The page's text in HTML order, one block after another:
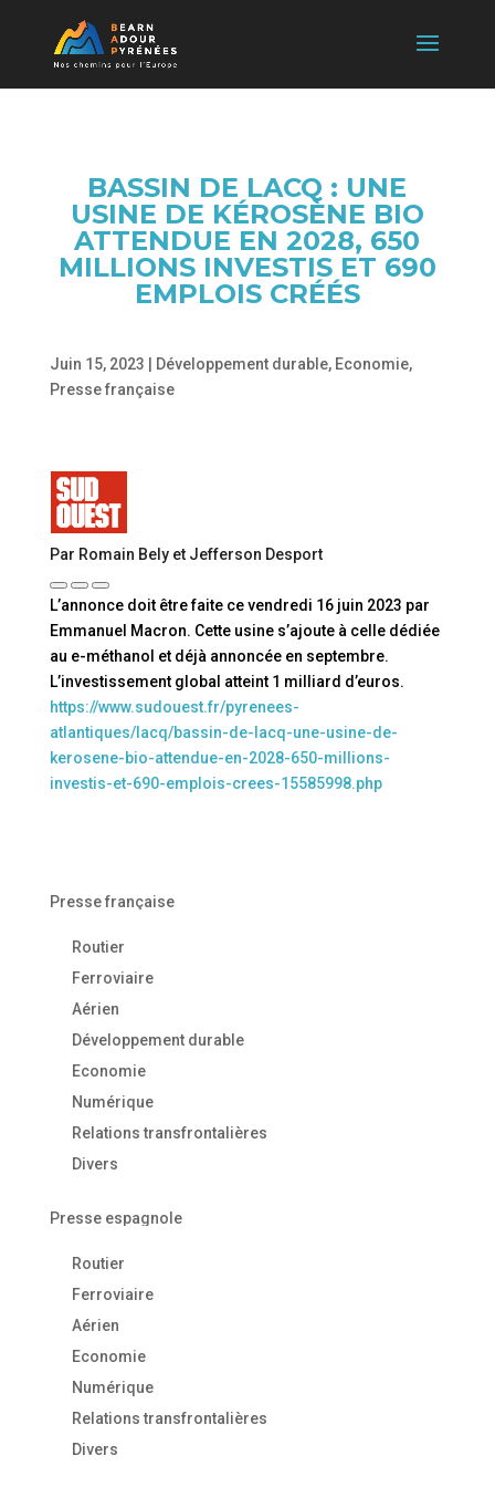
BASSIN DE LACQ : UNE
USINE DE KÉROSÈNE BIO
ATTENDUE EN 2028, 650
MILLIONS INVESTIS ET 690
EMPLOIS CRÉÉS
Juin 15, 2023 Développement durable, Economie,
Presse française
Par Romain Bely et Jefferson Desport
L’annonce doit être faite ce vendredi 16 juin 2023 par
Emmanuel Macron. Cette usine s’ajoute à celle dédiée
au e-méthanol et déjà annoncée en septembre.
L’investissement global atteint 1 milliard d’euros.
https://www.sudouest.fr/pyrenees-
atlantiques/lacq/bassin-de-lacq-une-usine-de-
kerosene-bio-attendue-en-2028-650-millions-
investis-et-690-emplois-crees-15585998.php
Presse française
Routier
Ferroviaire
Aérien
Développement durable
Economie
Numérique
Relations transfrontalières
Divers
Presse espagnole
Routier
Ferroviaire
Aérien
Economie
Numérique
Relations transfrontalières
Divers